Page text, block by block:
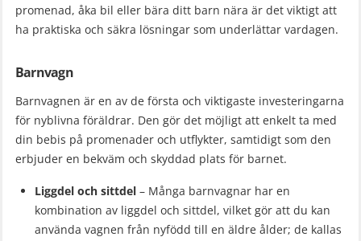
promenad, åka bil eller bära ditt barn nära är det viktigt att
ha praktiska och säkra lösningar som underlättar vardagen.
Barnvagn
Barnvagnen är en av de första och viktigaste investeringarna
för nyblivna föräldrar. Den gör det möjligt att enkelt ta med
din bebis på promenader och utflykter, samtidigt som den
erbjuder en bekväm och skyddad plats för barnet.
Liggdel och sittdel – Många barnvagnar har en
kombination av liggdel och sittdel, vilket gör att du kan
använda vagnen från nyfödd till en äldre ålder; de kallas